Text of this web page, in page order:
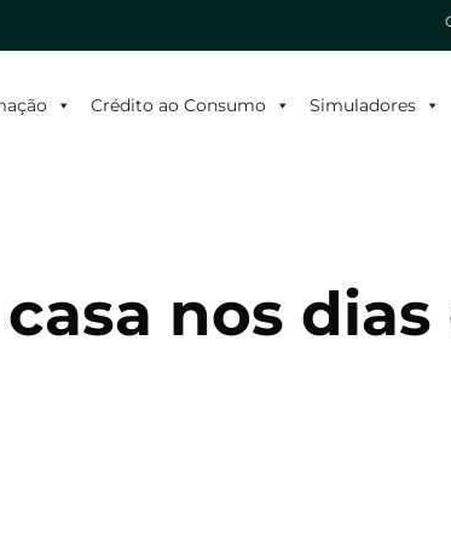
Crédito ao Consumo Simuladores
nos dias